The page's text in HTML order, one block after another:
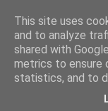
This site uses
and to analyze
shared with
metrics to ensure
statistics, and to